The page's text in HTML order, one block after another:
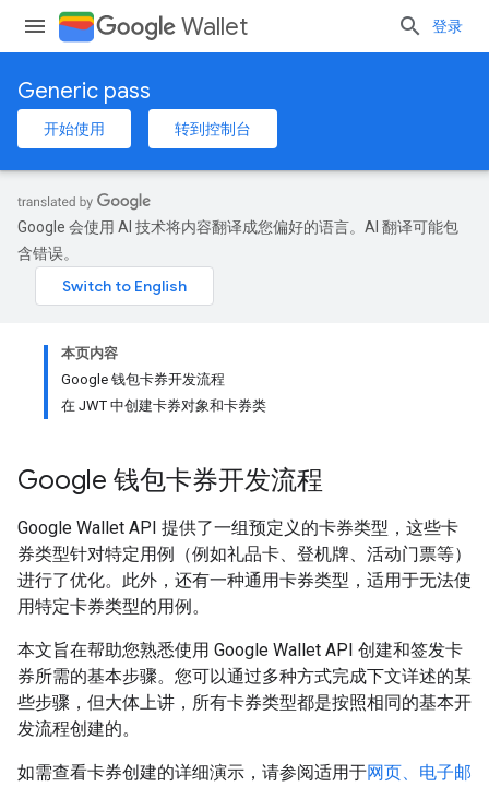
Wallet 登录
Generic pass
开始使用 转到控制台
Google 会使用 AI 技术将内容翻译成您偏好的语言。AI 翻译可能包
含错误。
本页内容
Google 钱包卡券开发流程
在 JWT 中创建卡券对象和卡券类
Google 钱包卡券开发流程
Google Wallet API 提供了一组预定义的卡券类型，这些卡
券类型针对特定用例（例如礼品卡、登机牌、活动门票等）
进行了优化。此外，还有一种通用卡券类型，适用于无法使
用特定卡券类型的用例。
本文旨在帮助您熟悉使用 Google Wallet API 创建和签发卡
券所需的基本步骤。您可以通过多种方式完成下文详述的某
些步骤，但大体上讲，所有卡券类型都是按照相同的基本开
发流程创建的。
如需查看卡券创建的详细演示，请参阅适用于网页、电子邮